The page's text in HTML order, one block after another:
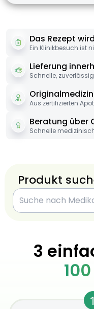
Das Rezept
Ein Klinikbesuch ist
Lieferung
Schnelle,
Aus zertifizierten
Beratung über
Schnelle
Produkt
3
1